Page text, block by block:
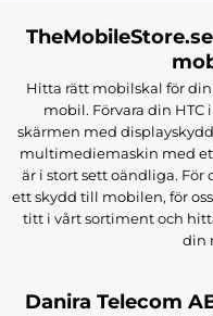
Hitta rätt mobilskal för
mobil. Förvara din HTC
skärmen med
multimediemaskin med
är i stort sett oändliga. För
ett skydd till mobilen, för
titt i vårt sortiment och
din
Danira Telecom